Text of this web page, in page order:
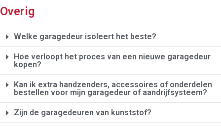
Overig
Welke garagedeur isoleert het beste?
Hoe verloopt het proces van een nieuwe garagedeur
kopen?
Kan ik extra handzenders, accessoires of onderdelen
bestellen voor mijn garagedeur of aandrijfsysteem?
Zijn de garagedeuren van kunststof?